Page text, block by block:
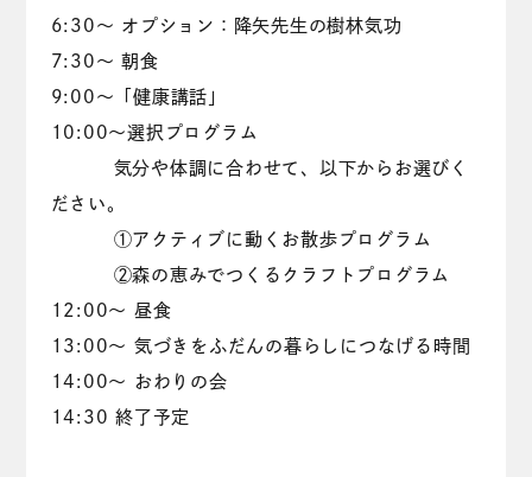
6:30～ オプション：降矢先生の樹林気功
7:30～ 朝食
9:00～「健康講話」
10:00～選択プログラム
気分や体調に合わせて、以下からお選びく
ださい。
①アクティブに動くお散歩プログラム
②森の恵みでつくるクラフトプログラム
12:00～ 昼食
13:00～ 気づきをふだんの暮らしにつなげる時間
14:00～ おわりの会
14:30 終了予定